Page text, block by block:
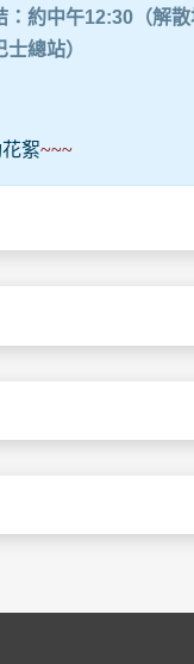
：約中午12:30（解散
總站）
絮~~~